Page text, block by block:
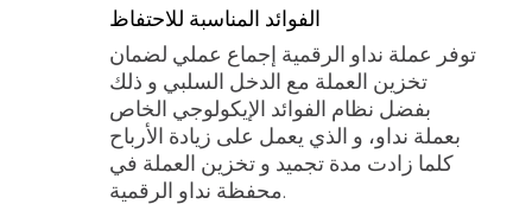
الفوائد المناسبة للاحتفاظ
توفر عملة نداو الرقمية إجماع عملي لضمان
تخزين العملة مع الدخل السلبي و ذلك
بفضل نظام الفوائد الإيكولوجي الخاص
بعملة نداو، و الذي يعمل على زيادة الأرباح
كلما زادت مدة تجميد و تخزين العملة في
محفظة نداو الرقمية.